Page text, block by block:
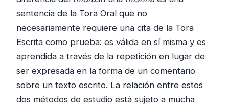
sentencia de la Tora Oral que no
necesariamente requiere una cita de la Tora
Escrita como prueba: es válida en sí misma y es
aprendida a través de la repetición en lugar de
ser expresada en la forma de un comentario
sobre un texto escrito. La relación entre estos
dos métodos de estudio está sujeto a mucha